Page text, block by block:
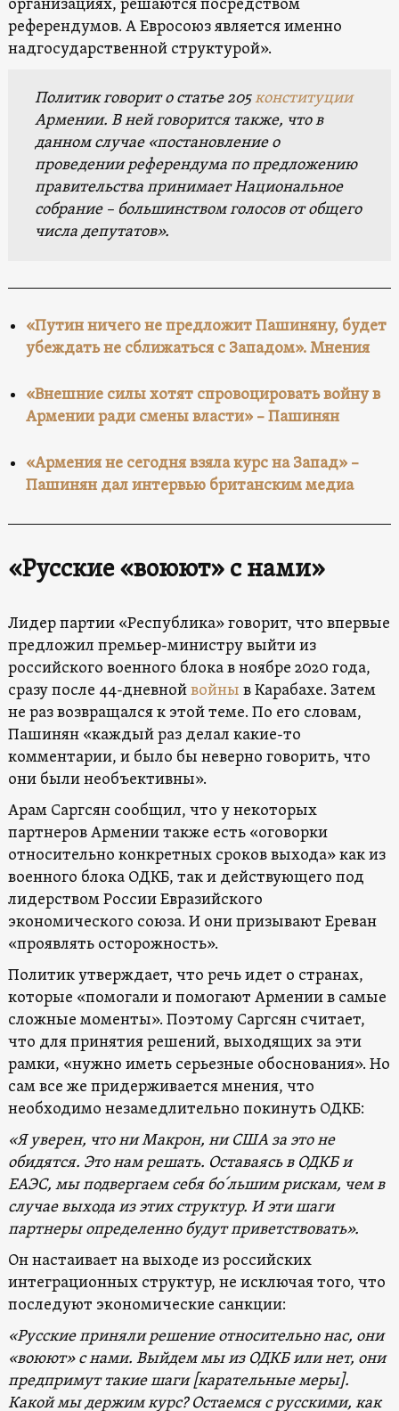
организациях, решаются посредством
референдумов. А Евросоюз является именно
надгосударственной структурой».
Политик говорит о статье 205конституции
Армении. В ней говорится также, что в
данном случае «постановление о
проведении референдума по предложению
правительства принимает Национальное
собрание – большинством голосов от общего
числа депутатов».
«Путин ничего не предложит Пашиняну, будет
убеждать не сближаться с Западом». Мнения
«Внешние силы хотят спровоцировать войну в
Армении ради смены власти» – Пашинян
«Армения не сегодня взяла курс на Запад» –
Пашинян дал интервью британским медиа
«Русские «воюют» с нами»
Лидер партии «Республика» говорит, что впервые
предложил премьер-министру выйти из
российского военного блока в ноябре 2020 года,
сразу после 44-дневнойвойны в Карабахе. Затем
не раз возвращался к этой теме. По его словам,
Пашинян «каждый раз делал какие-то
комментарии, и было бы неверно говорить, что
они были необъективны».
Арам Саргсян сообщил, что у некоторых
партнеров Армении также есть «оговорки
относительно конкретных сроков выхода» как из
военного блока ОДКБ, так и действующего под
лидерством России Евразийского
экономического союза. И они призывают Ереван
«проявлять осторожность».
Политик утверждает, что речь идет о странах,
которые «помогали и помогают Армении в самые
сложные моменты». Поэтому Саргсян считает,
что для принятия решений, выходящих за эти
рамки, «нужно иметь серьезные обоснования». Но
сам все же придерживается мнения, что
необходимо незамедлительно покинуть ОДКБ:
«Я уверен, что ни Макрон, ни США за это не
обидятся. Это нам решать. Оставаясь в ОДКБ и
ЕАЭС, мы подвергаем себя бо՛льшим рискам, чем в
случае выхода из этих структур. И эти шаги
партнеры определенно будут приветствовать».
Он настаивает на выходе из российских
интеграционных структур, не исключая того, что
последуют экономические санкции:
«Русские приняли решение относительно нас, они
«воюют» с нами. Выйдем мы из ОДКБ или нет, они
предпримут такие шаги[карательные меры].
Какой мы держим курс? Остаемся с русскими, как